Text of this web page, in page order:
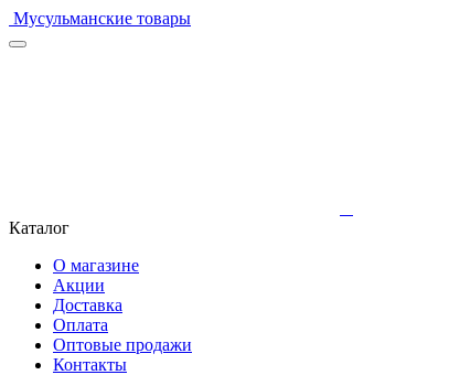
Мусульманские товары
Каталог
О магазине
Акции
Доставка
Оплата
Оптовые продажи
Контакты